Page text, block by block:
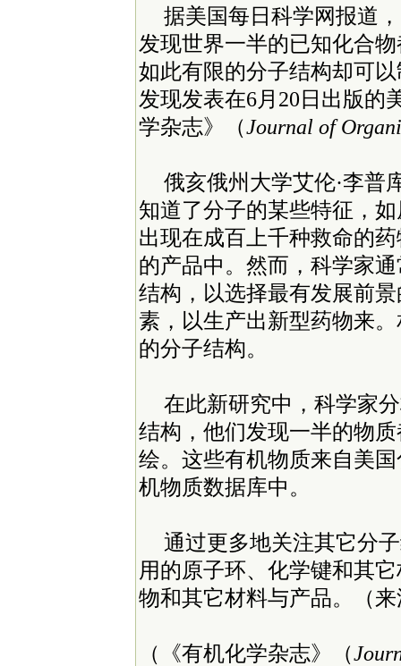
据美国每日科学网报道
发现世界一半的已知化合
如此有限的分子结构却可
发现发表在6月20日出版的
学杂志》（Journal of
俄亥俄州大学艾伦·李普
知道了分子的某些特征，
出现在成百上千种救命的
的产品中。然而，科学家
结构，以选择最有发展前
素，以生产出新型药物来
的分子结构。
在此新研究中，科学家
结构，他们发现一半的物
绘。这些有机物质来自美
机物质数据库中。
通过更多地关注其它分
用的原子环、化学键和其
物和其它材料与产品。（
（《有机化学杂志》（